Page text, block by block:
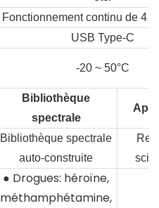
Fonctionnement continu de 4
USB Type-C
-20 ~ 50°C
Bibliothèque
spectrale
Bibliothèque spectrale
auto-construite
● Drogues: héroïne,
méthamphétamine,